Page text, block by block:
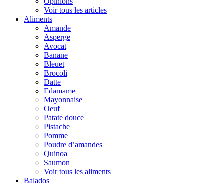
Voir tous les articles
Aliments
Amande
Asperge
Avocat
Banane
Bleuet
Brocoli
Datte
Edamame
Mayonnaise
Oeuf
Patate douce
Pistache
Pomme
Poudre d’amandes
Quinoa
Saumon
Voir tous les aliments
Balados